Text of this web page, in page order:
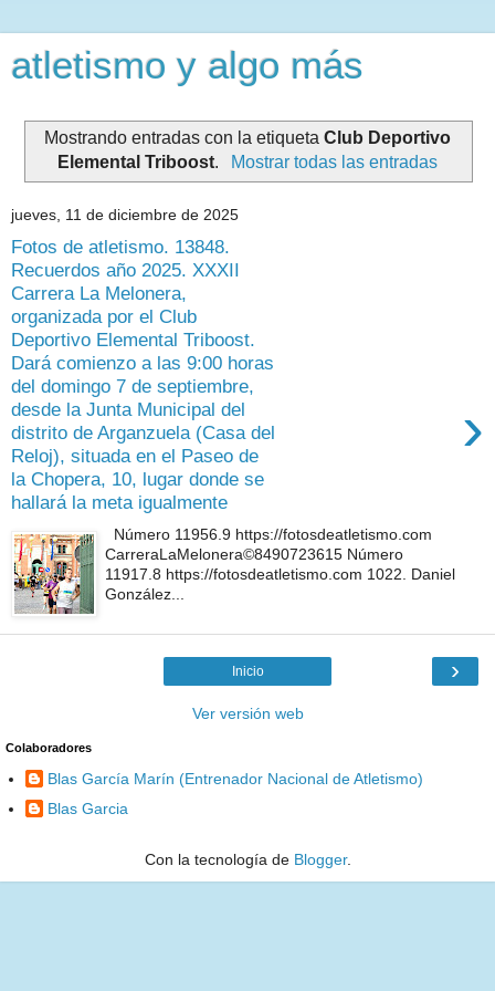
atletismo y algo más
Mostrando entradas con la etiqueta Club Deportivo
Elemental Triboost. Mostrar todas las entradas
jueves, 11 de diciembre de 2025
Fotos de atletismo. 13848.
Recuerdos año 2025. XXXII
Carrera La Melonera,
organizada por el Club
Deportivo Elemental Triboost.
Dará comienzo a las 9:00 horas
del domingo 7 de septiembre,
desde la Junta Municipal del
distrito de Arganzuela (Casa del
Reloj), situada en el Paseo de
la Chopera, 10, lugar donde se
hallará la meta igualmente
›
Número 11956.9 https://fotosdeatletismo.com
CarreraLaMelonera©8490723615 Número
11917.8 https://fotosdeatletismo.com 1022. Daniel
González...
›
Inicio
Ver versión web
Colaboradores
Blas García Marín (Entrenador Nacional de Atletismo)
Blas Garcia
Con la tecnología de Blogger.